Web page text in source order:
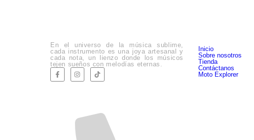
En el universo de la música sublime,
cada instrumento es una joya artesanal y
cada nota, un lienzo donde los músicos
tejen sueños con melodías eternas.
Inicio
Sobre nosotros
Tienda
Contáctanos
Moto Explorer